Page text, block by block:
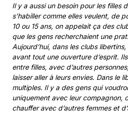
Il y a aussi un besoin pour les filles
s’habiller comme elles veulent, de
10 ou 15 ans, on appelait ça des
que les gens recherchaient une
Aujourd’hui, dans les clubs
avant tout une ouverture d’esprit.
entre filles, avec d’autres
laisser aller à leurs envies. Dans le
multiples. Il y a des gens qui
uniquement avec leur compagnon,
chauffer avec d’autres femmes et